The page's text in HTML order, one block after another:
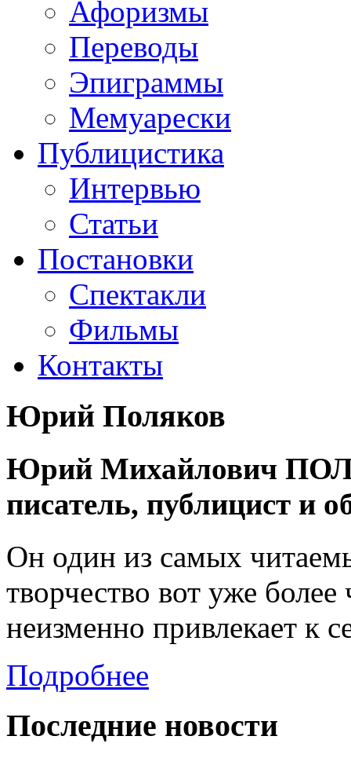
Афоризмы
Переводы
Эпиграммы
Мемуарески
Публицистика
Интервью
Статьи
Постановки
Спектакли
Фильмы
Контакты
Юрий Поляков
Юрий Михайлович
писатель, публицист и
Он один из самых
творчество вот уже
неизменно привлекает к
Подробнее
Последние новости